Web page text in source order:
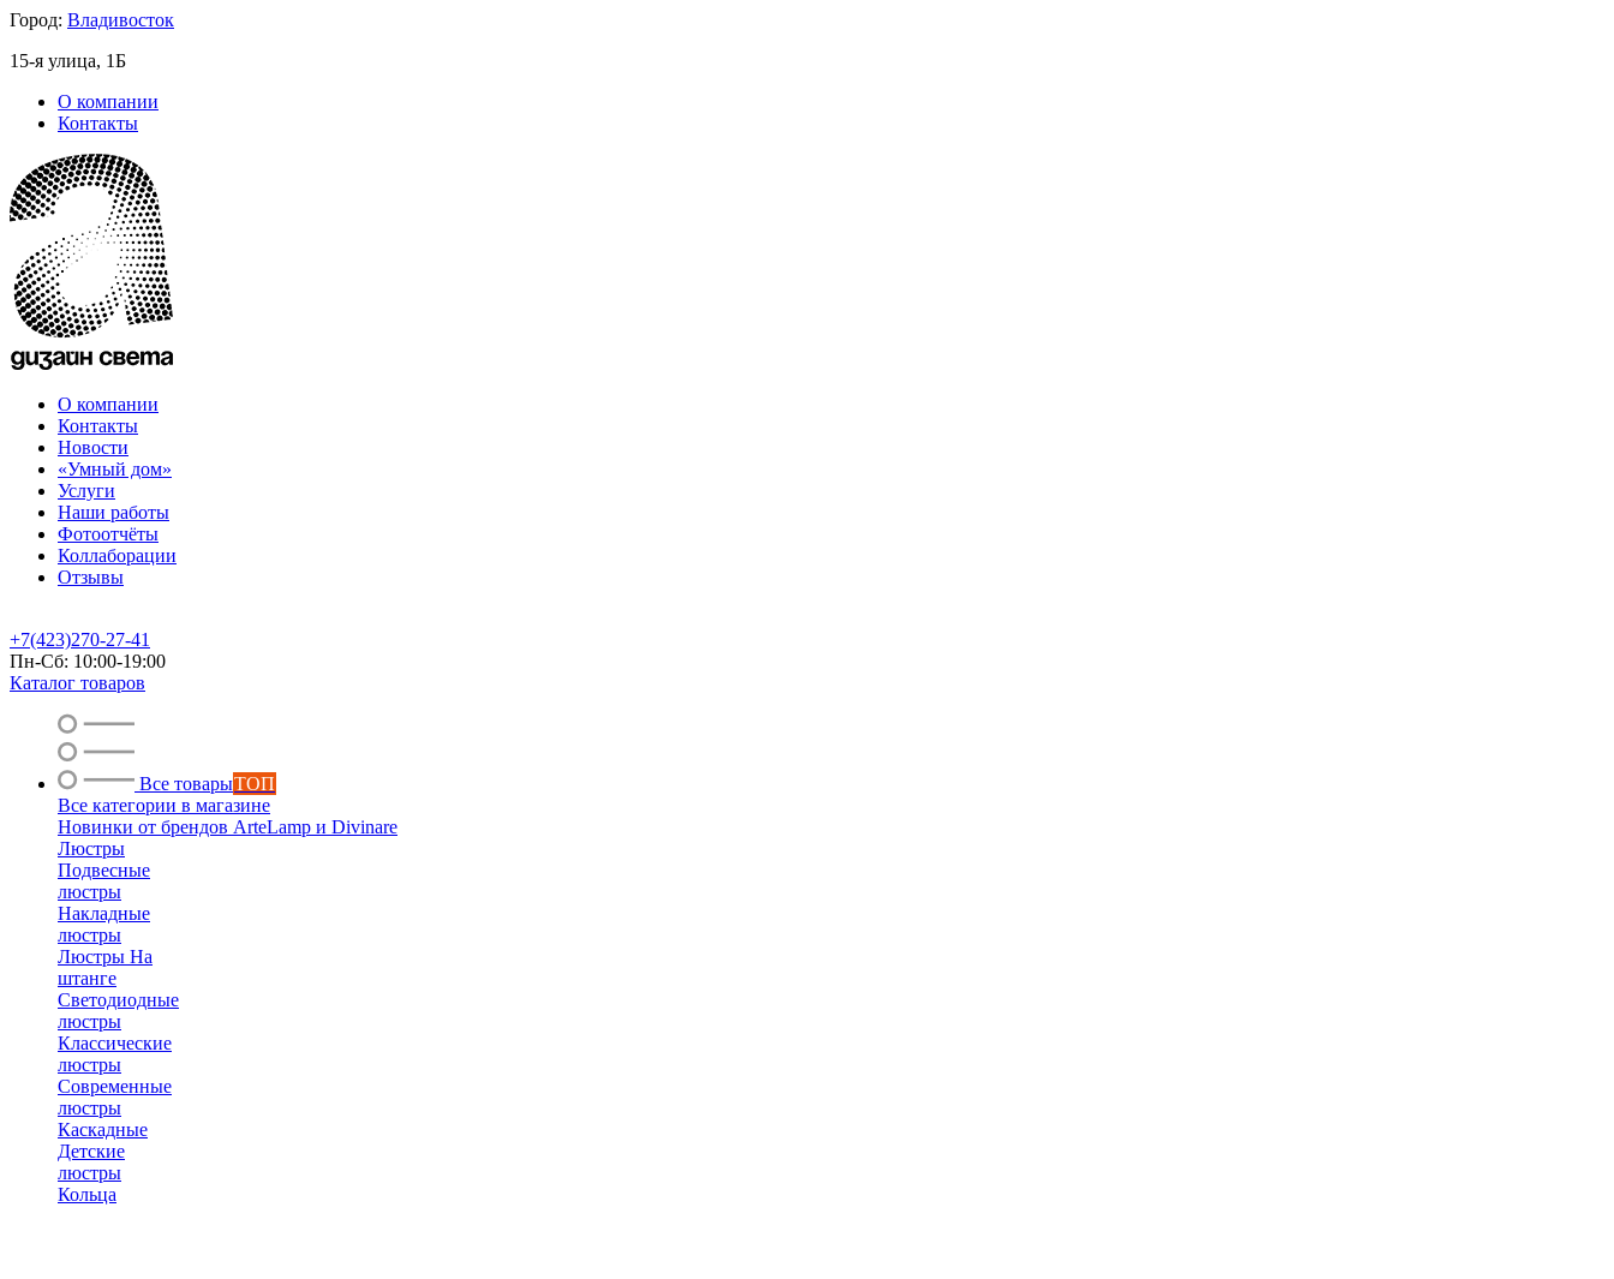
Город: Владивосток
15-я улица, 1Б
О компании
Контакты
О компании
Контакты
Новости
«Умный дом»
Услуги
Наши работы
Фотоотчёты
Коллаборации
Отзывы
+7(423)270-27-41
Пн-Сб: 10:00-19:00
Каталог товаров
Все товарыТОП
Все категории в магазине
Новинки от брендов ArteLamp и Divinare
Люстры
Подвесные
люстры
Накладные
люстры
Люстры На
штанге
Светодиодные
люстры
Классические
люстры
Современные
люстры
Каскадные
Детские
люстры
Кольца